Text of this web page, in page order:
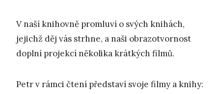
V naší knihovně promluví o svých knihách,
jejichž děj vás strhne, a naši obrazotvornost
doplní projekcí několika krátkých filmů.
Petr v rámci čtení představí svoje filmy a knihy: